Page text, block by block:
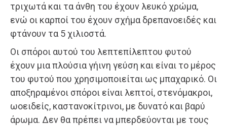
τριχωτά και τα άνθη του έχουν λευκό χρώμα,
ενώ οι καρποί του έχουν σχήμα δρεπανοειδές και
φτάνουν τα 5 χιλιοστά.
Οι σπόροι αυτού του λεπτεπίλεπτου φυτού
έχουν μια πλούσια γήινη γεύση και είναι το μέρος
του φυτού που χρησιμοποιείται ως μπαχαρικό. Οι
αποξηραμένοι σπόροι είναι λεπτοί, στενόμακροι,
ωοειδείς, καστανοκίτρινοι, με δυνατό και βαρύ
άρωμα. Δεν θα πρέπει να μπερδεύονται με τους